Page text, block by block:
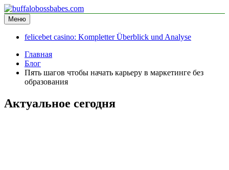
Перейти
к
содержимому
buffalobossbabes.com
информационный сайт
Меню
felicebet casino: Kompletter Überblick und Analyse
Главная
Блог
Пять шагов чтобы начать карьеру в маркетинге без
образования
Актуальное сегодня